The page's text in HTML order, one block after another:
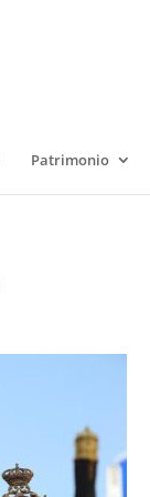
Patrimonio